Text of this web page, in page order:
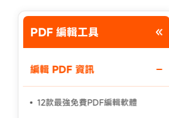
使用說明：以上折扣碼僅
PDF 編輯工具
編輯 PDF 資訊
12款最強免費PDF編輯軟體